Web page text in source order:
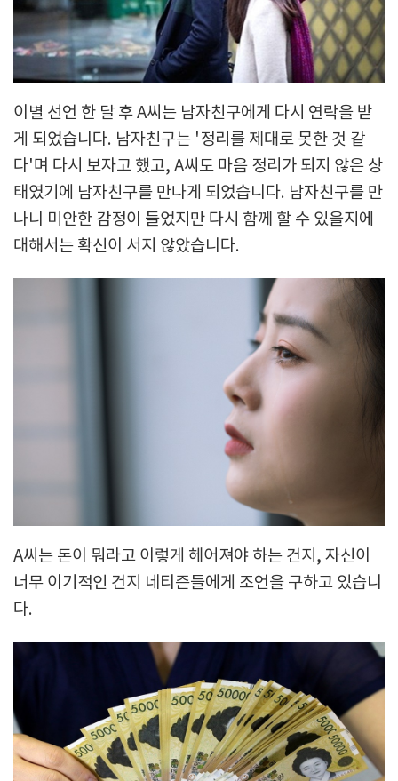
이별 선언 한 달 후 A씨는 남자친구에게 다시 연락을 받
게 되었습니다. 남자친구는 '정리를 제대로 못한 것 같
다'며 다시 보자고 했고, A씨도 마음 정리가 되지 않은 상
태였기에 남자친구를 만나게 되었습니다. 남자친구를 만
나니 미안한 감정이 들었지만 다시 함께 할 수 있을지에
대해서는 확신이 서지 않았습니다.
A씨는 돈이 뭐라고 이렇게 헤어져야 하는 건지, 자신이
너무 이기적인 건지 네티즌들에게 조언을 구하고 있습니
다.